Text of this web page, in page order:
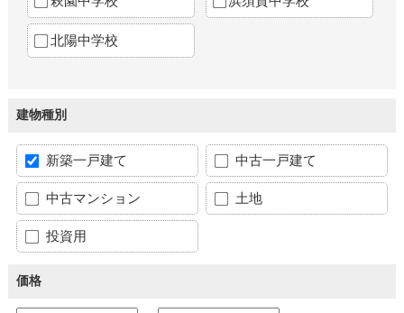
北陽中学校
建物種別
新築一戸建て 中古一戸建て
中古マンション 土地
投資用
価格